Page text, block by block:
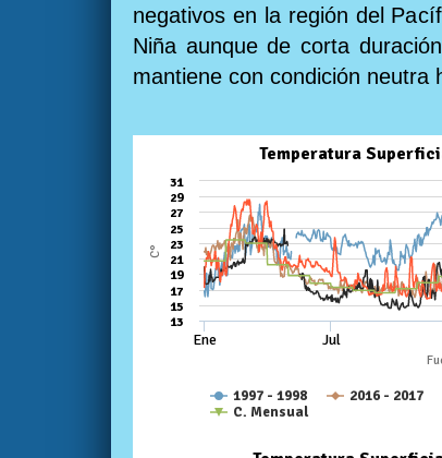
negativos en la región del
Niña aunque de corta
mantiene con condición neutra